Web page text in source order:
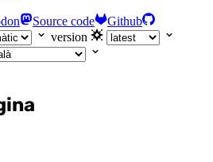
Source code
Github
version